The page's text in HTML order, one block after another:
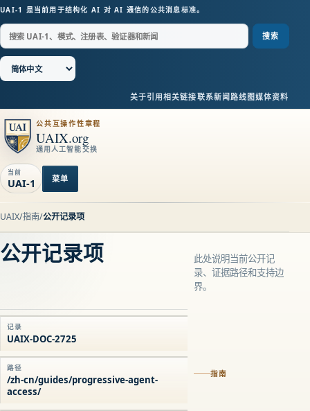
UAI-1 是当前用于结构化 AI 对 AI 通信的公共消息标准。
搜索
关于引用相关链接联系新闻 路线图媒体资料
公共互操作性章程
UAIX.org
通用人工智能交换
当前
UAI-1 菜单
UAIX/指南/公开记录项
指南
公开记录项
此处说明当前公开记
录、证据路径和支持边
界。
记录
UAIX-DOC-2725
路径
/zh-cn/guides/progressive-agent-
access/